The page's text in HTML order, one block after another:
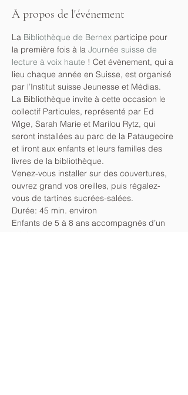
À propos de l'événement
La Bibliothèque de Bernex participe pour
la première fois à la Journée suisse de
lecture à voix haute ! Cet évènement, qui a
lieu chaque année en Suisse, est organisé
par l’Institut suisse Jeunesse et Médias.
La Bibliothèque invite à cette occasion le
collectif Particules, représenté par Ed
Wige, Sarah Marie et Marilou Rytz, qui
seront installées au parc de la Pataugeoire
et liront aux enfants et leurs familles des
livres de la bibliothèque.
Venez-vous installer sur des couvertures,
ouvrez grand vos oreilles, puis régalez-
vous de tartines sucrées-salées.
Durée: 45 min. environ
Enfants de 5 à 8 ans accompagnés d’un